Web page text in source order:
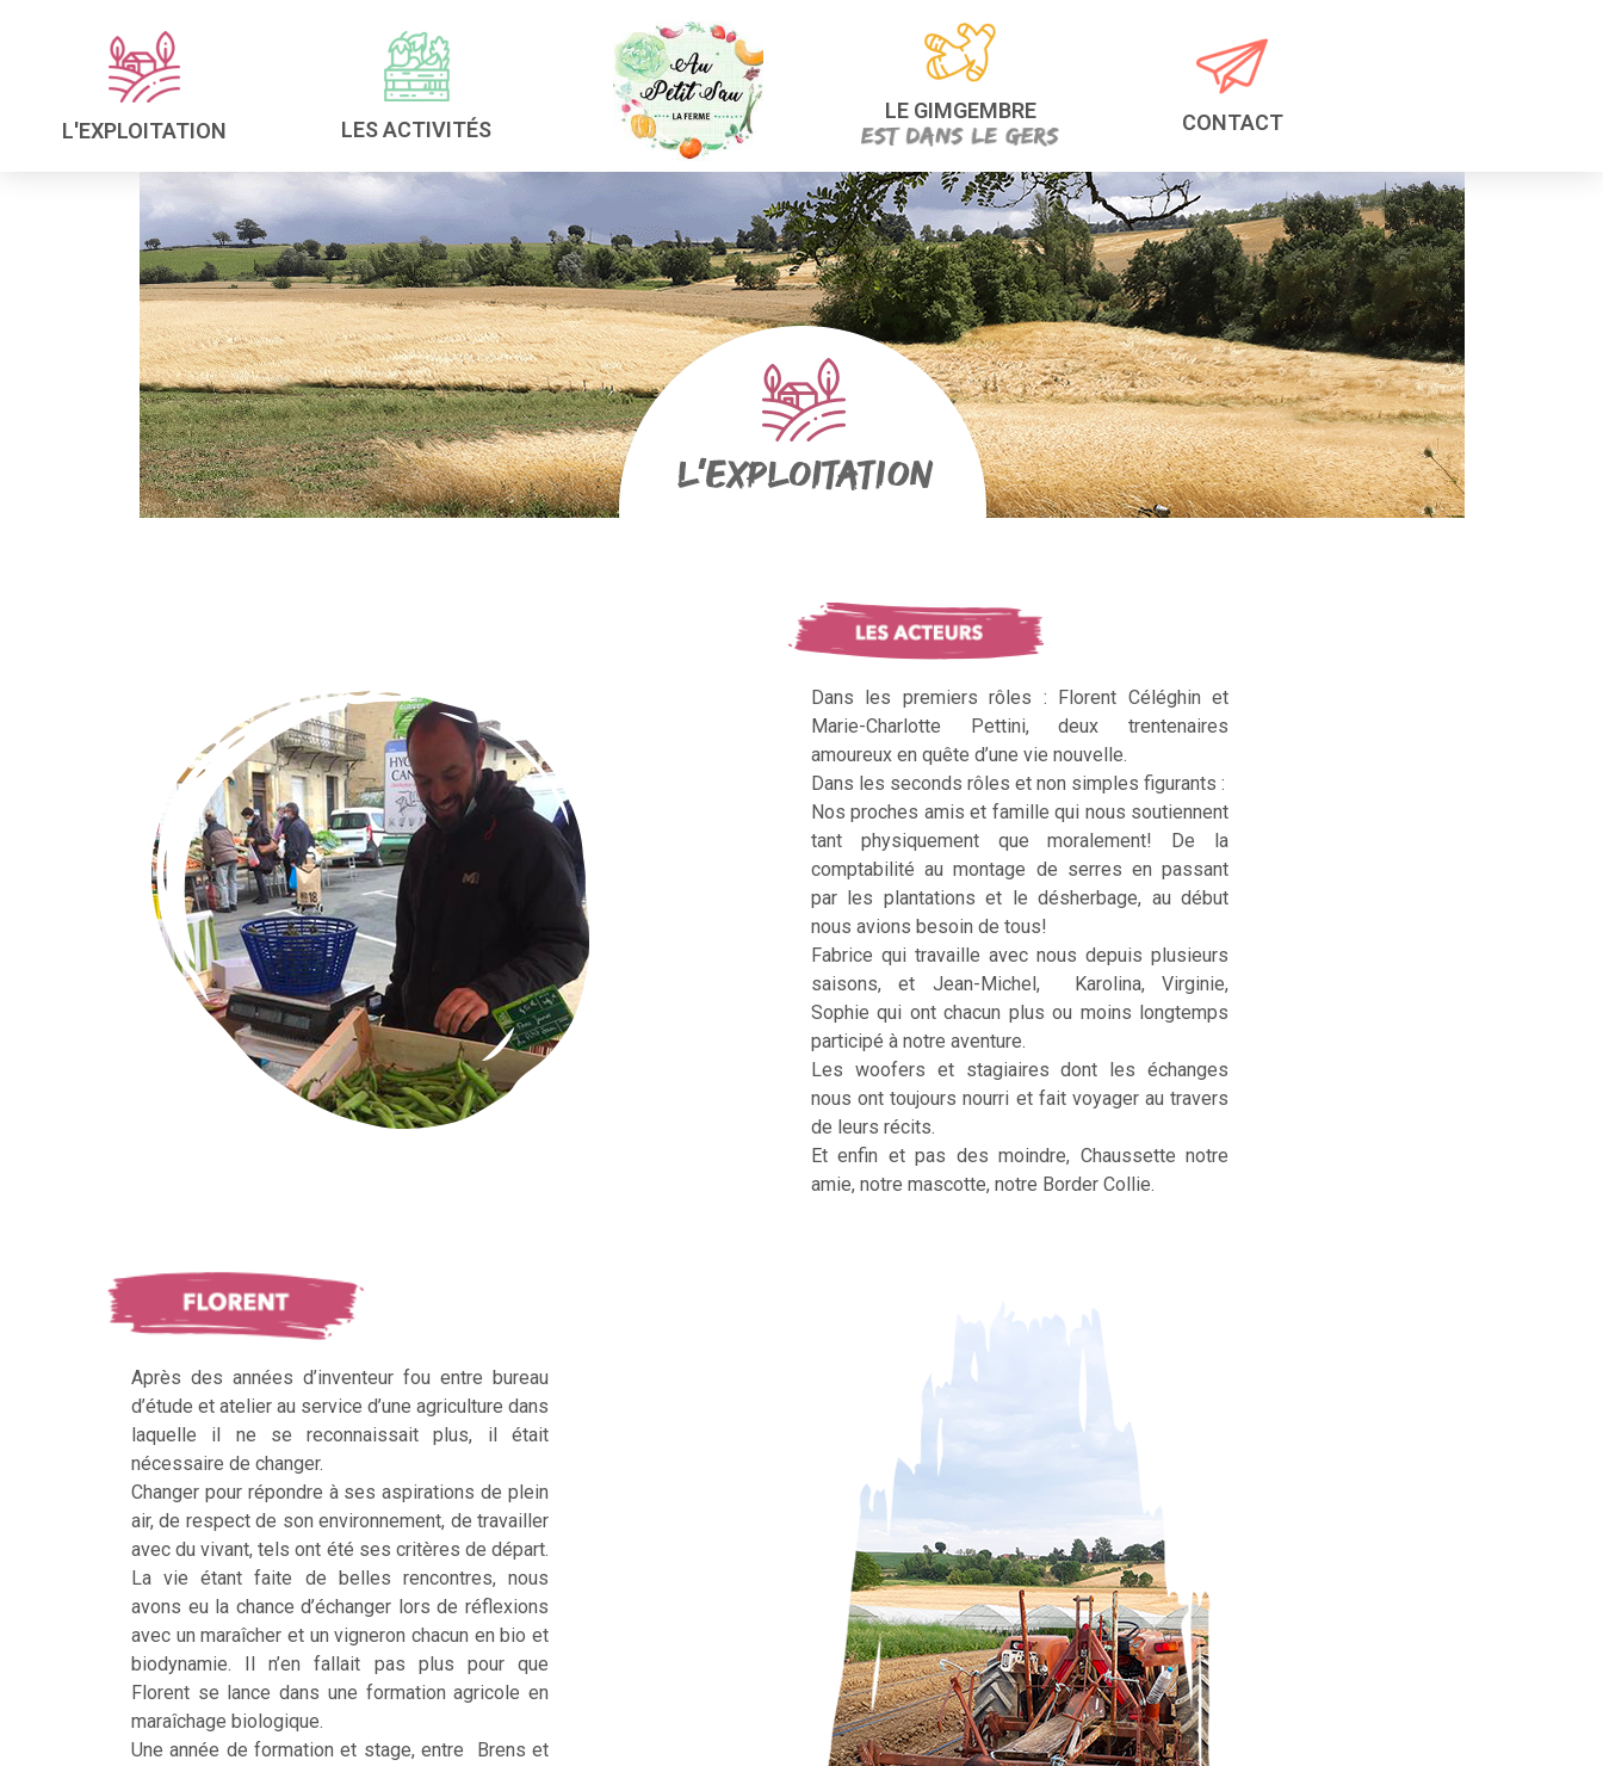
L'EXPLOITATION LES ACTIVITÉS
LE GIMGEMBRE CONTACT
Dans les premiers rôles : Florent Céléghin et
Marie-Charlotte Pettini, deux trentenaires
amoureux en quête d’une vie nouvelle.
Dans les seconds rôles et non simples figurants :
Nos proches amis et famille qui nous soutiennent
tant physiquement que moralement! De la
comptabilité au montage de serres en passant
par les plantations et le désherbage, au début
nous avions besoin de tous!
Fabrice qui travaille avec nous depuis plusieurs
saisons, et Jean-Michel, Karolina, Virginie,
Sophie qui ont chacun plus ou moins longtemps
participé à notre aventure.
Les woofers et stagiaires dont les échanges
nous ont toujours nourri et fait voyager au travers
de leurs récits.
Et enfin et pas des moindre, Chaussette notre
amie, notre mascotte, notre Border Collie.
Après des années d’inventeur fou entre bureau
d’étude et atelier au service d’une agriculture dans
laquelle il ne se reconnaissait plus, il était
nécessaire de changer.
Changer pour répondre à ses aspirations de plein
air, de respect de son environnement, de travailler
avec du vivant, tels ont été ses critères de départ.
La vie étant faite de belles rencontres, nous
avons eu la chance d’échanger lors de réflexions
avec un maraîcher et un vigneron chacun en bio et
biodynamie. Il n’en fallait pas plus pour que
Florent se lance dans une formation agricole en
maraîchage biologique.
Une année de formation et stage, entre Brens et